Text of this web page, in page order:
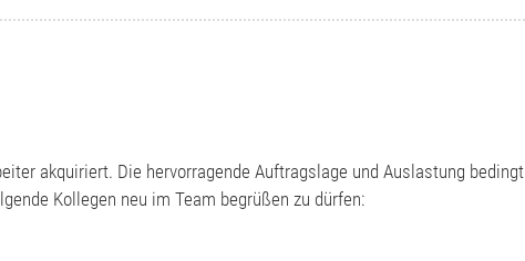
akquiriert. Die hervorragende Auftragslage und Auslastung bedingt
Kollegen neu im Team begrüßen zu dürfen: